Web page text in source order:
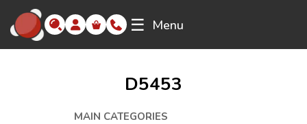
☰ Menu
D5453
MAIN CATEGORIES